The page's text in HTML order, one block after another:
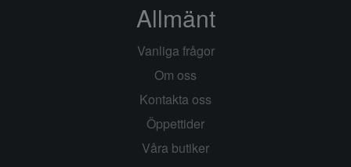
Allmänt
Vanliga frågor
Om oss
Kontakta oss
Öppettider
Våra butiker